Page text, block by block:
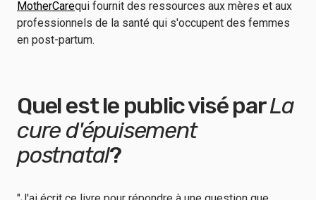
MotherCarequi fournit des ressources aux mères et aux
professionnels de la santé qui s'occupent des femmes
en post-partum.
Quel est le public visé parLa
cure d'épuisement
postnatal?